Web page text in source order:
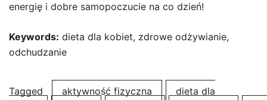
energię i dobre samopoczucie na co dzień!
Keywords: dieta dla kobiet, zdrowe odżywianie,
odchudzanie
Tagged aktywność fizyczna
dieta dla